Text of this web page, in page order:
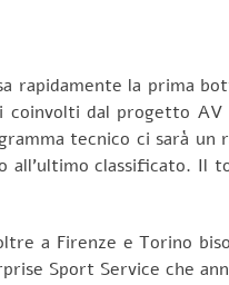
rapidamente la prima
coinvolti dal progetto
tecnico ci sarà un
all’ultimo classificato. Il
a Firenze e Torino
Sport Service che